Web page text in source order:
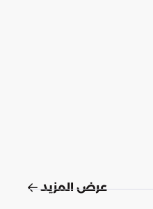
عرض المزيد